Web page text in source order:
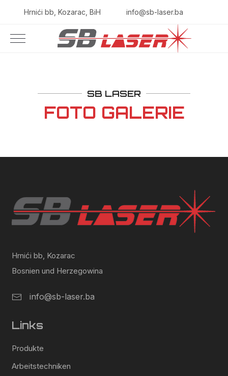
Hrnići bb, Kozarac, BiH info@sb-laser.ba
SB LASER
FOTO GALERIE
Hrnići bb, Kozarac
Bosnien und Herzegowina
info@sb-laser.ba
Links
Produkte
Arbeitstechniken